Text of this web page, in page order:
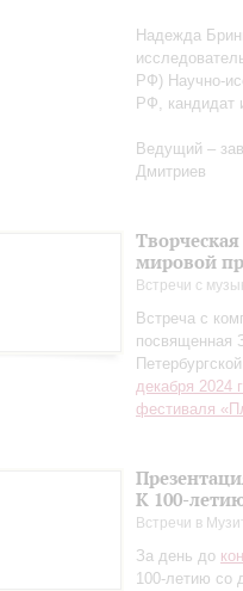
Надежда
РФ) Научно-
РФ, кандидат
Ведущий –
Дмитриев
мировой
Встречи с
Встреча с
посвященная
декабря 2024
фестиваля
К 100-
Встречи в
За день до
100-летию со